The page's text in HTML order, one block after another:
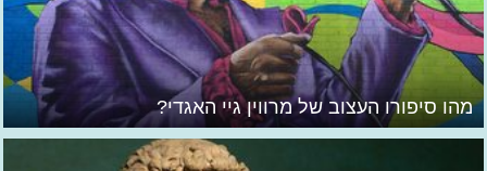
מהו סיפורו העצוב של מרווין גיי האגדי?